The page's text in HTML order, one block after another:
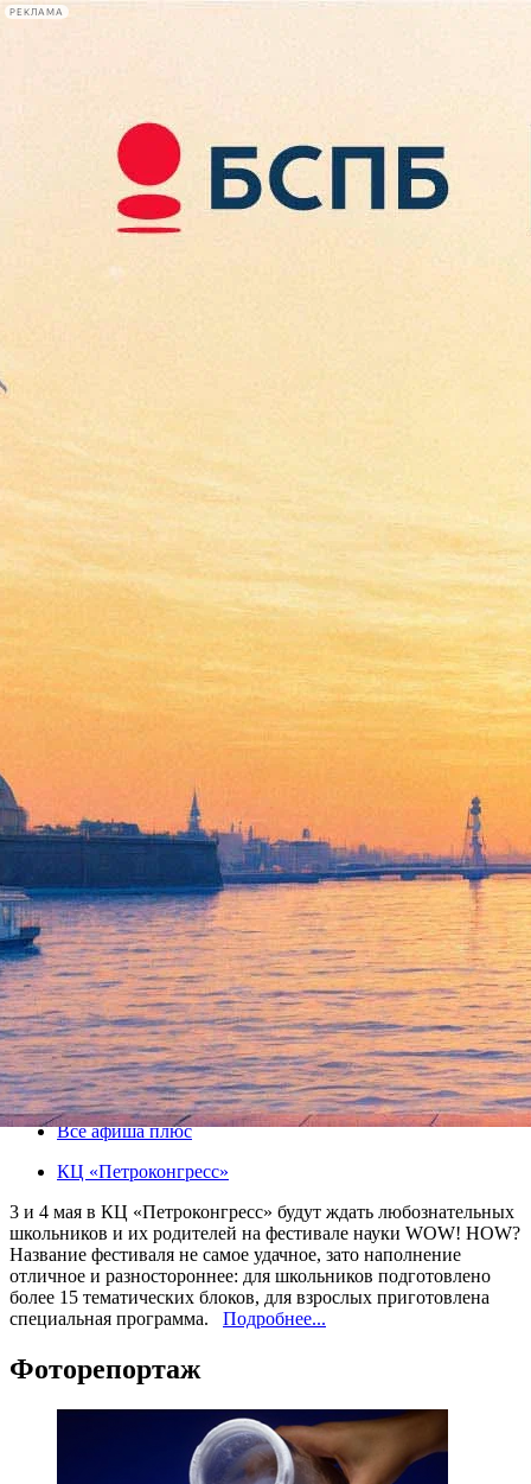
РЕКЛАМА
Сегодня:
2026.08.10
08:27
Афиша Plus
Юные петербуржцы
попробуют себя в науках
03 мая 2015, воскресенье,11.00-04 мая 2015, понедельник
Версия для печати
Все афиша плюс
КЦ «Петроконгресс»
3 и 4 мая в КЦ «Петроконгресс» будут ждать любознательных
школьников и их родителей на фестивале науки WOW! HOW?
Название фестиваля не самое удачное, зато наполнение
отличное и разностороннее: для школьников подготовлено
более 15 тематических блоков, для взрослых приготовлена
специальная программа. Подробнее...
Фоторепортаж